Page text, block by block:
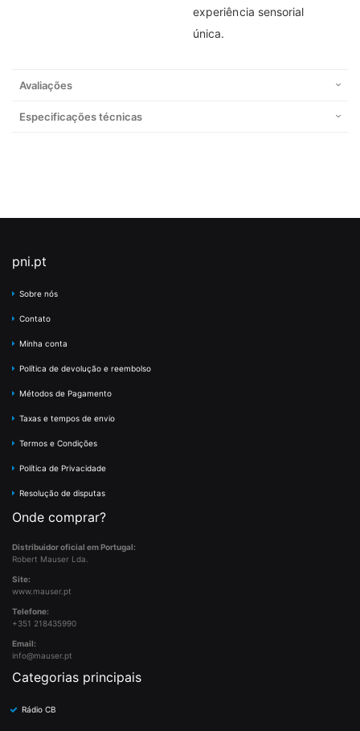
experiência sensorial
única.
Avaliações
Especificações técnicas
pni.pt
Sobre nós
Contato
Minha conta
Política de devolução e reembolso
Métodos de Pagamento
Taxas e tempos de envio
Termos e Condições
Política de Privacidade
Resolução de disputas
Onde comprar?
Distribuidor oficial em Portugal:
Robert Mauser Lda.
Site:
www.mauser.pt
Telefone:
+351 218435990
Email:
info@mauser.pt
Categorias principais
Rádio CB